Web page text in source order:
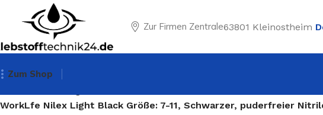
Zur Firmen Zentrale63801 Kleinostheim
Zum Shop
WorkLfe Nilex Light Black Größe: 7-11, Schwarzer, puderfreier